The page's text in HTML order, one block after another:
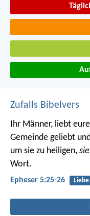
Zufalls Bibelvers
Ihr Männer, liebt
Gemeinde geliebt
um sie zu heiligen, sie
Wort.
Epheser 5:25-26 Liebe